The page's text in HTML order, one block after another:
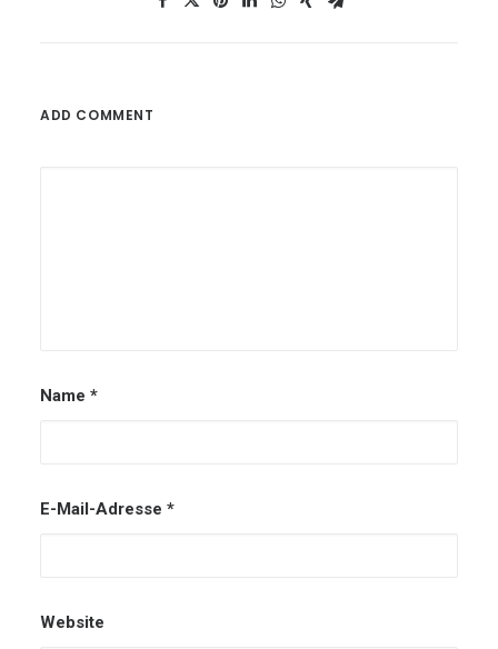
ADD COMMENT
Name *
E-Mail-Adresse *
Website